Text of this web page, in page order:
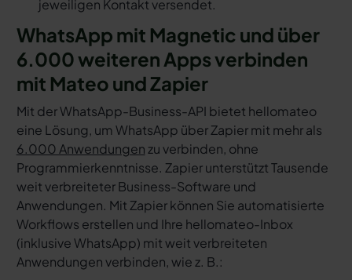
jeweiligen Kontakt versendet.
WhatsApp mit Magnetic und über
6.000 weiteren Apps verbinden
mit Mateo und Zapier
Mit der WhatsApp-Business-API bietet hellomateo
eine Lösung, um WhatsApp über Zapier mit mehr als
6.000 Anwendungenzu verbinden, ohne
Programmierkenntnisse. Zapier unterstützt Tausende
weit verbreiteter Business-Software und
Anwendungen. Mit Zapier können Sie automatisierte
Workflows erstellen und Ihre hellomateo-Inbox
(inklusive WhatsApp) mit weit verbreiteten
Anwendungen verbinden, wie z. B.: